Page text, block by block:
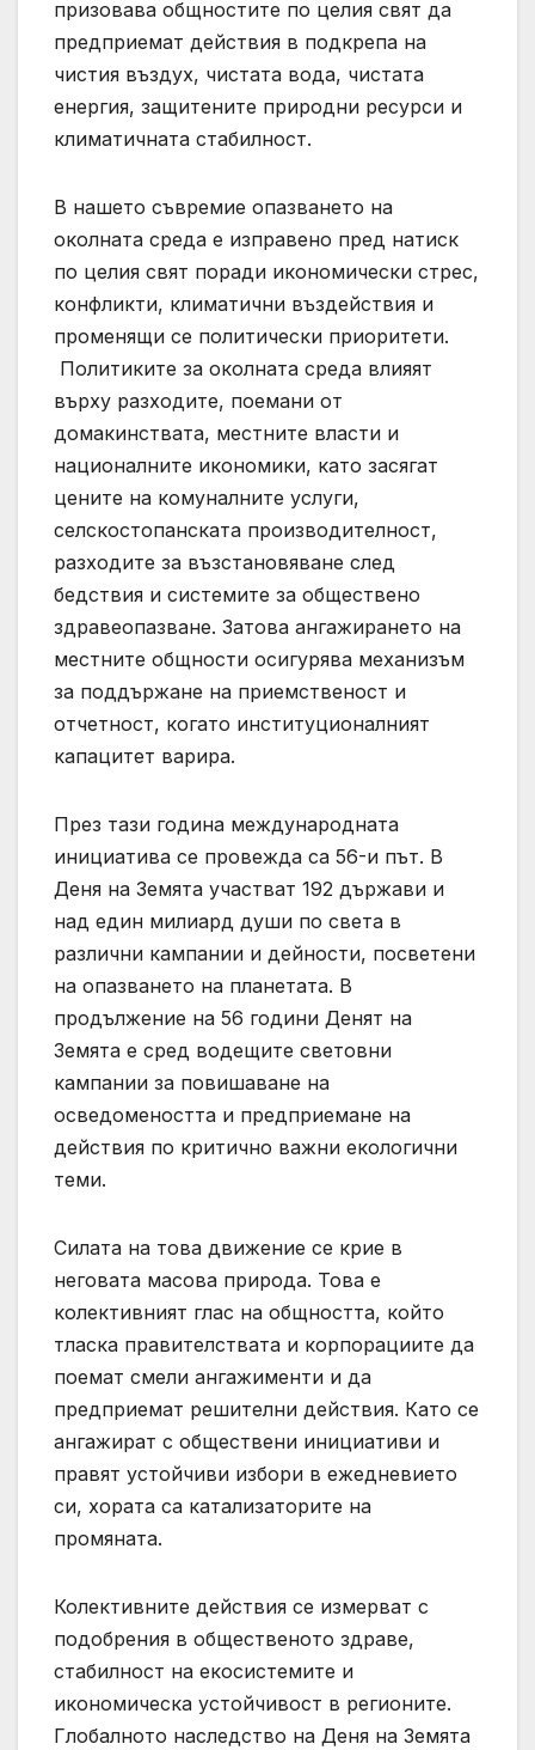
призовава общностите по целия свят да
предприемат действия в подкрепа на
чистия въздух, чистата вода, чистата
енергия, защитените природни ресурси и
климатичната стабилност.
В нашето съвремие опазването на
околната среда е изправено пред натиск
по целия свят поради икономически стрес,
конфликти, климатични въздействия и
променящи се политически приоритети.
Политиките за околната среда влияят
върху разходите, поемани от
домакинствата, местните власти и
националните икономики, като засягат
цените на комуналните услуги,
селскостопанската производителност,
разходите за възстановяване след
бедствия и системите за обществено
здравеопазване. Затова ангажирането на
местните общности осигурява механизъм
за поддържане на приемственост и
отчетност, когато институционалният
капацитет варира.
През тази година международната
инициатива се провежда са 56-и път. В
Деня на Земята участват 192 държави и
над един милиард души по света в
различни кампании и дейности, посветени
на опазването на планетата. В
продължение на 56 години Денят на
Земята е сред водещите световни
кампании за повишаване на
осведомеността и предприемане на
действия по критично важни екологични
теми.
Силата на това движение се крие в
неговата масова природа. Това е
колективният глас на общността, който
тласка правителствата и корпорациите да
поемат смели ангажименти и да
предприемат решителни действия. Като се
ангажират с обществени инициативи и
правят устойчиви избори в ежедневието
си, хората са катализаторите на
промяната.
Колективните действия се измерват с
подобрения в общественото здраве,
стабилност на екосистемите и
икономическа устойчивост в регионите.
Глобалното наследство на Деня на Земята